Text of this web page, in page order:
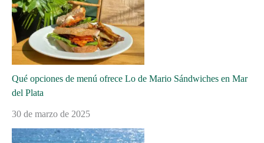
Qué opciones de menú ofrece Lo de Mario Sándwiches en Mar
del Plata
30 de marzo de 2025